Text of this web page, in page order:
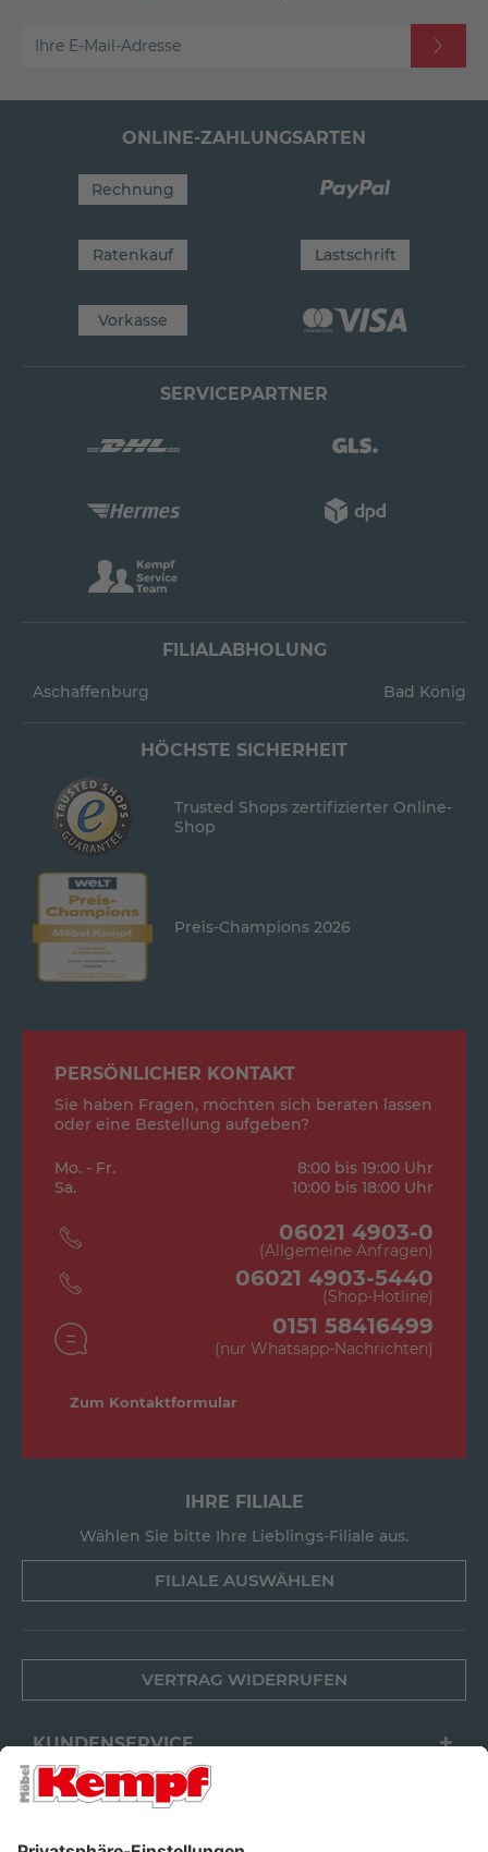
Ihre E-Mail-Adresse
ONLINE-ZAHLUNGSARTEN
Rechnung
Ratenkauf Lastschrift
Vorkasse
SERVICEPARTNER
FILIALABHOLUNG
Aschaffenburg Bad König
HÖCHSTE SICHERHEIT
Trusted Shops zertifizierter Online-
Shop
Preis-Champions 2026
PERSÖNLICHER KONTAKT
Sie haben Fragen, möchten sich beraten lassen
oder eine Bestellung aufgeben?
Mo. - Fr.
8:00 bis 19:00 Uhr
Sa.
10:00 bis 18:00 Uhr
06021 4903-0
(Allgemeine Anfragen)
06021 4903-5440
(Shop-Hotline)
0151 58416499
(nur Whatsapp-Nachrichten)
Zum Kontaktformular
IHRE FILIALE
Wählen Sie bitte Ihre Lieblings-Filiale aus.
FILIALE AUSWÄHLEN
VERTRAG WIDERRUFEN
KUNDENSERVICE
FILIALEN